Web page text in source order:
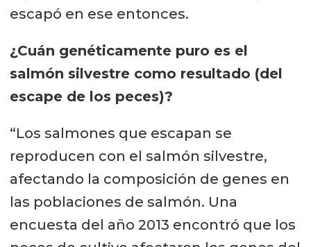
escapó en ese entonces.
¿Cuán genéticamente puro es el
salmón silvestre como resultado (del
escape de los peces)?
“Los salmones que escapan se
reproducen con el salmón silvestre,
afectando la composición de genes en
las poblaciones de salmón. Una
encuesta del año 2013 encontró que los